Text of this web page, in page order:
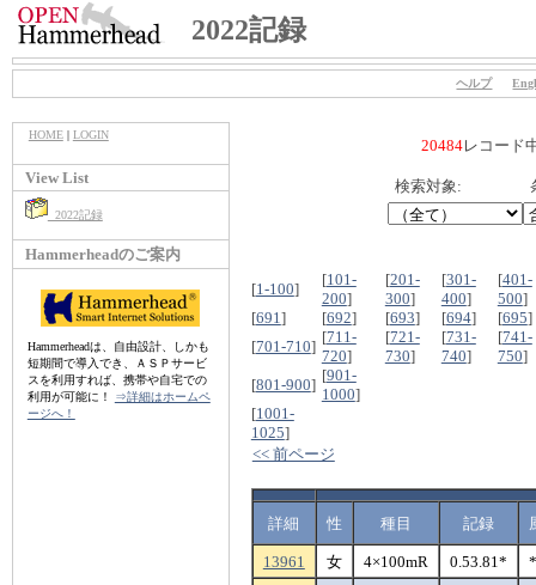
2022記録
ヘルプ
HOME| LOGIN
View List
2022記録
Hammerheadのご案内
Hammerheadは、自由設計、しかも
短期間で導入でき、ＡＳＰサービ
スを利用すれば、携帯や自宅での
利用が可能に！
⇒詳細はホームペ
ージへ！
20484レコード
検索対象:
[1-100]
[101-
200]
[201-
300]
[301-
400]
[401-
500]
[691] [692] [693] [694] [695]
[701-710]
[711-
720]
[721-
730]
[731-
740]
[741-
750]
[801-900]
[901-
1000]
[1001-
1025]
<< 前ページ
詳細 性 種目 記録
13961 女 4×100mR 0.53.81*
*